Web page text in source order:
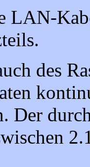
LAN-
des
Der